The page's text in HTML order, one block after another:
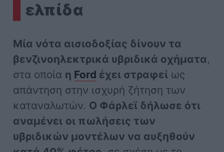
ελπίδα
Μία νότα αισιοδοξίας δίνουν τα
βενζινοηλεκτρικά υβριδικά οχήματα,
στα οποία η Ford έχει στραφεί ως
απάντηση στην ισχυρή ζήτηση των
καταναλωτών. Ο Φάρλεϊ δήλωσε ότι
αναμένει οι πωλήσεις των
υβριδικών μοντέλων να αυξηθούν